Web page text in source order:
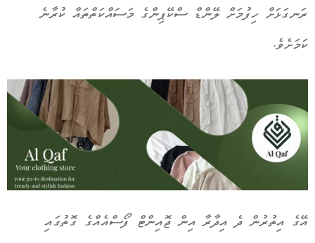
ރަނގަޅަށް ހިފުމަށް ލޭންޑް ސްކޭޕިންގެ މަސައްކަތްތައް ކުރާނެ
ކަމަށެވެ.
އޭގެ އިތުރުން ދެ އިދާރާ އިން ޖޮއިންޓް ފޯސްއެއްގެ ގޮތުގައި